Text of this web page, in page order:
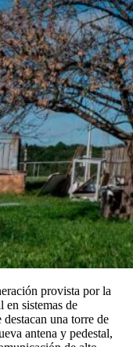
provista por la
en sistemas de
una torre de
antena y pedestal,